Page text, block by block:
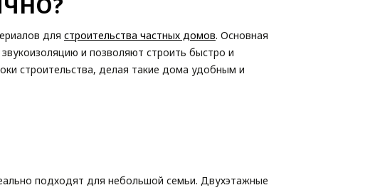
для строительства частных домов. Основная
и позволяют строить быстро и
строительства, делая такие дома удобным и
подходят для небольшой семьи. Двухэтажные